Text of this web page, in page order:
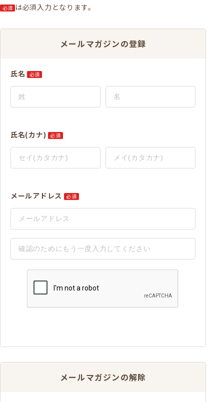
必須 は必須入力となります。
メールマガジンの登録
氏名 必須
氏名(カナ) 必須
メールアドレス 必須
メールマガジンの解除